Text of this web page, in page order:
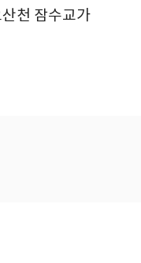
천 잠수교가